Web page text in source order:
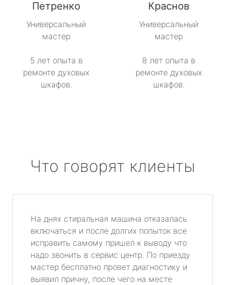
Петренко
Универсальный
мастер
5 лет опыта в
ремонте духовых
шкафов.
Краснов
Универсальный
мастер
8 лет опыта в
ремонте духовых
шкафов.
Что говорят клиенты
На днях стиральная машина отказалась
включаться и после долгих попыток все
исправить самому пришел к выводу что
надо звонить в сервис центр. По приезду
мастер бесплатно провет диагностику и
выявил причну, после чего на месте